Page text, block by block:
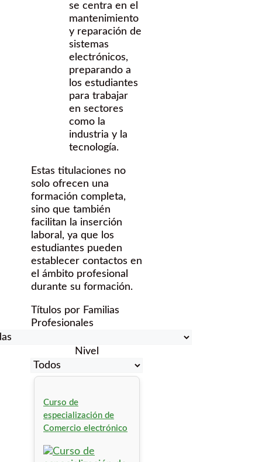
se centra en el
mantenimiento
y reparación de
sistemas
electrónicos,
preparando a
los estudiantes
para trabajar
en sectores
como la
industria y la
tecnología.
Estas titulaciones no
solo ofrecen una
formación completa,
sino que también
facilitan la inserción
laboral, ya que los
estudiantes pueden
establecer contactos en
el ámbito profesional
durante su formación.
Títulos por Familias
Profesionales
Nivel
Curso de
especialización de
Comercio electrónico